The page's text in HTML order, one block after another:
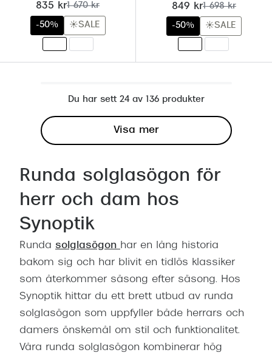
nu:
835 krtidigare pris:
1 670 kr
-50% ☀️SALE
nu:
849 krtidigare pris:
1 698 kr
-50% ☀️SALE
Du har sett 24 av 136 produkter
Visa mer
Runda solglasögon för
herr och dam hos
Synoptik
Runda solglasögon har en lång historia
bakom sig och har blivit en tidlös klassiker
som återkommer säsong efter säsong. Hos
Synoptik hittar du ett brett utbud av runda
solglasögon som uppfyller både herrars och
damers önskemål om stil och funktionalitet.
Våra runda solglasögon kombinerar hög